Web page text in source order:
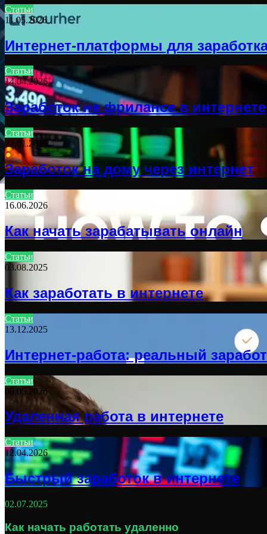
Статьи
11.05.2026
Интернет-платформы для
Статьи
14.04.2026
Заработок на фрилансе в интернете
Статьи
27.01.2026
Заработок на дому через интернет
Статьи
16.06.2026
Как начать зарабатывать онлайн
Статьи
03.08.2025
Как заработать в интернете
Статьи
13.12.2025
Интернет-работа: реальный
Статьи
06.05.2026
Удаленная работа в интернете
Статьи
12.04.2026
Быстрый заработок в интернете
02.07.2025
Как начать работать удаленно